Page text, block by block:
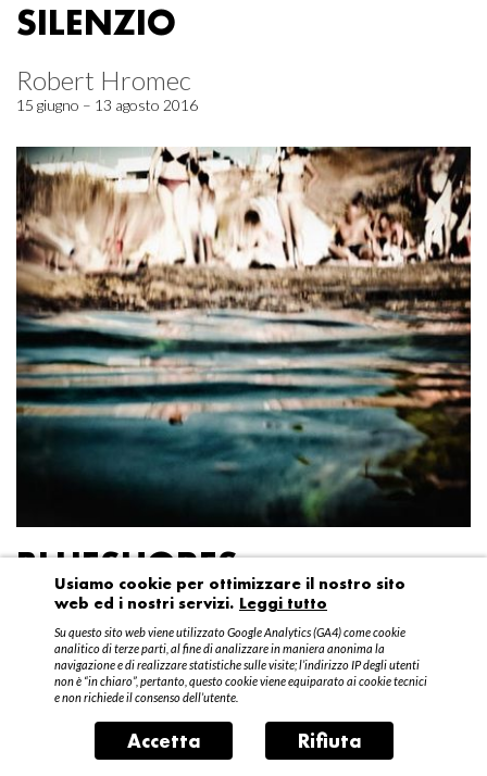
SILENZIO
Robert Hromec
15 giugno – 13 agosto 2016
BLUESHORES
Federico Garibaldi
20 aprile – 15 maggio 2016
Usiamo cookie per ottimizzare il nostro sito
web ed i nostri servizi. Leggi tutto
Su questo sito web viene utilizzato Google Analytics (GA4) come cookie
analitico di terze parti, al fine di analizzare in maniera anonima la
navigazione e di realizzare statistiche sulle visite; l’indirizzo IP degli utenti
non è “in chiaro”, pertanto, questo cookie viene equiparato ai cookie tecnici
e non richiede il consenso dell’utente.
Accetta Rifiuta